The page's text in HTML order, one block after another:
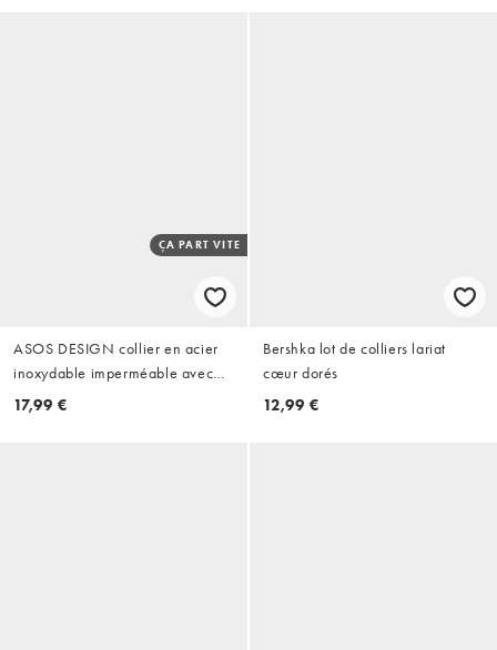
ÇA PART VITE
ASOS DESIGN collier en acier
inoxydable imperméable avec
pendentif disque doré
17,99 €
Bershka lot de colliers lariat
cœur dorés
12,99 €